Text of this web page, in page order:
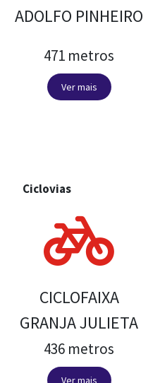
ADOLFO PINHEIRO
471 metros
Ver mais
Ciclovias
CICLOFAIXA
GRANJA JULIETA
436 metros
Ver mais